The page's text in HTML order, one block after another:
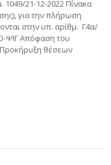
21-12-2022 Πίνακα
για την πλήρωση
στην υπ. αρίθμ. Γ4α/
ΨΙΓ Απόφαση του
Προκήρυξη θέσεων